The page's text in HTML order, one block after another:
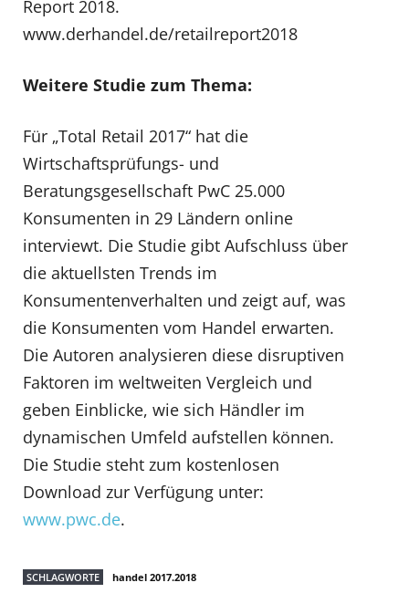
Report 2018.
www.derhandel.de/retailreport2018
Weitere Studie zum Thema:
Für „Total Retail 2017“ hat die
Wirtschaftsprüfungs- und
Beratungsgesellschaft PwC 25.000
Konsumenten in 29 Ländern online
interviewt. Die Studie gibt Aufschluss über
die aktuellsten Trends im
Konsumentenverhalten und zeigt auf, was
die Konsumenten vom Handel erwarten.
Die Autoren analysieren diese disruptiven
Faktoren im weltweiten Vergleich und
geben Einblicke, wie sich Händler im
dynamischen Umfeld aufstellen können.
Die Studie steht zum kostenlosen
Download zur Verfügung unter:
www.pwc.de.
SCHLAGWORTE handel 2017.2018